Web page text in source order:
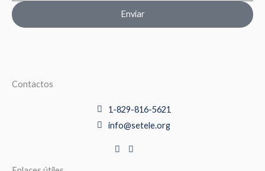
Enviar
Contactos
1-829-816-5621
info@setele.org